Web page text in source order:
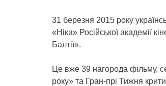
31 березня 2015 року
«Ніка» Російської академії
Балтії».
Це вже 39 нагорода фільму,
року» та Гран-прі Тижня